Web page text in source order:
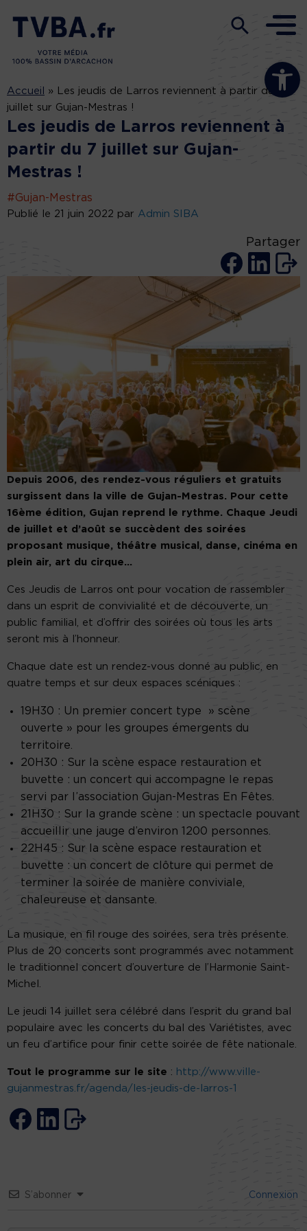
Ouvrir la
Accueil »
Les jeudis de Larros reviennent à partir du 7
juillet sur Gujan-Mestras !
Les jeudis de Larros reviennent à
partir du 7 juillet sur Gujan-
Mestras !
#Gujan-Mestras
Publié le 21 juin 2022 par Admin SIBA
Partager
Depuis 2006, des rendez-vous réguliers et gratuits
surgissent dans la ville de Gujan-Mestras. Pour cette
16ème édition, Gujan reprend le rythme. Chaque Jeudi
de juillet et d’août se succèdent des soirées
proposant musique, théâtre musical, danse, cinéma en
plein air, art du cirque…
Ces Jeudis de Larros ont pour vocation de rassembler
dans un esprit de convivialité et de découverte, un
public familial, et d’offrir des soirées où tous les arts
seront mis à l’honneur.
Chaque date est un rendez-vous donné au public, en
quatre temps et sur deux espaces scéniques :
19H30 : Un premier concert type » scène
ouverte » pour les groupes émergents du
territoire.
20H30 : Sur la scène espace restauration et
buvette : un concert qui accompagne le repas
servi par l’association Gujan-Mestras En Fêtes.
21H30 : Sur la grande scène : un spectacle pouvant
accueillir une jauge d’environ 1200 personnes.
22H45 : Sur la scène espace restauration et
buvette : un concert de clôture qui permet de
terminer la soirée de manière conviviale,
chaleureuse et dansante.
La musique, en fil rouge des soirées, sera très présente.
Plus de 20 concerts sont programmés avec notamment
le traditionnel concert d’ouverture de l’Harmonie Saint-
Michel.
Le jeudi 14 juillet sera célébré dans l’esprit du grand bal
populaire avec les concerts du bal des Variétistes, avec
un feu d’artifice pour finir cette soirée de fête nationale.
Tout le programme sur le site : http://www.ville-
gujanmestras.fr/agenda/les-jeudis-de-larros-1
S’abonner Connexion